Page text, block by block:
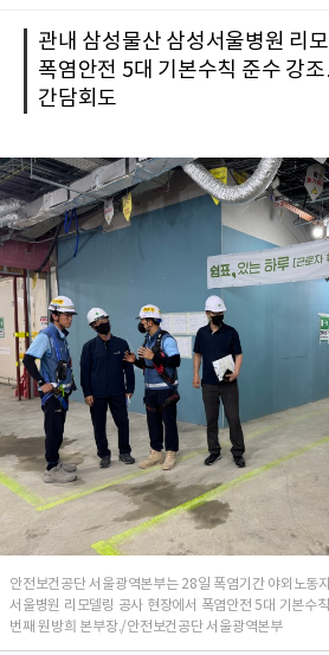
관내 삼성물산 삼성서울병원 리
폭염안전 5대 기본수칙 준수 강
간담회도
안전보건공단 서울광역본부는 28일 폭염기간 야외노동
서울병원 리모델링 공사 현장에서 폭염안전 5대 기본수
번째 원방희 본부장./안전보건공단 서울광역본부